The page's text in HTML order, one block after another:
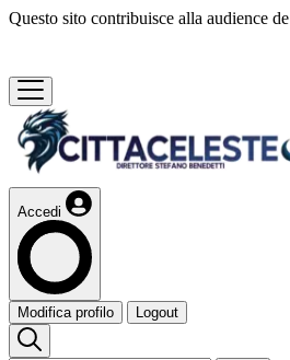
Questo sito contribuisce alla audience de
Accedi
Modifica profilo Logout